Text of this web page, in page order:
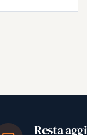
Resta